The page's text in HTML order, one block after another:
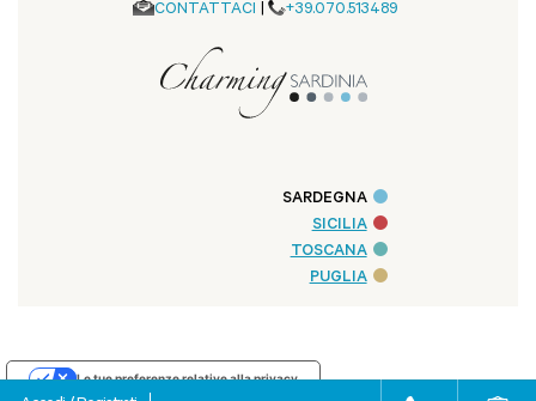
CONTATTACI | +39.070.513489
SARDEGNA
SICILIA
TOSCANA
PUGLIA
Le tue preferenze relative alla privacy